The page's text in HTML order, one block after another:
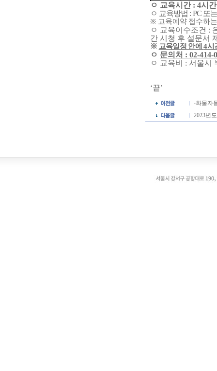
ㅇ 교육시간 : 4시간
ㅇ 교육방법 : PC 또
※ 교육예약 접수하
ㅇ 교육이수조건 :
간 시청 후 설문서
※ 교육일정 안에4시
ㅇ 문의처 : 02-414-
ㅇ 교육비 : 서울시
‘끝’
-화물자
2023년